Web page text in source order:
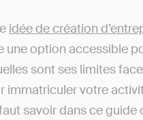
idée de création
une option accessible
sont ses limites
immatriculer votre
savoir dans ce